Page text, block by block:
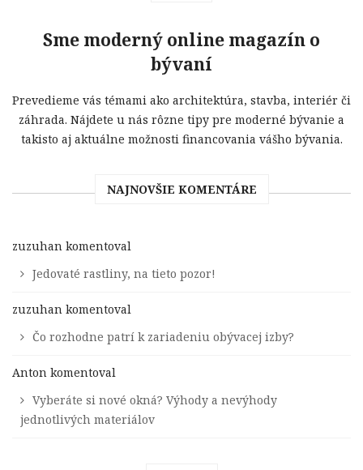
Sme moderný online magazín o
bývaní
Prevedieme vás témami ako architektúra, stavba, interiér či
záhrada. Nájdete u nás rôzne tipy pre moderné bývanie a
takisto aj aktuálne možnosti financovania vášho bývania.
NAJNOVŠIE KOMENTÁRE
zuzuhan komentoval
Jedovaté rastliny, na tieto pozor!
zuzuhan komentoval
Čo rozhodne patrí k zariadeniu obývacej izby?
Anton komentoval
Vyberáte si nové okná? Výhody a nevýhody
jednotlivých materiálov